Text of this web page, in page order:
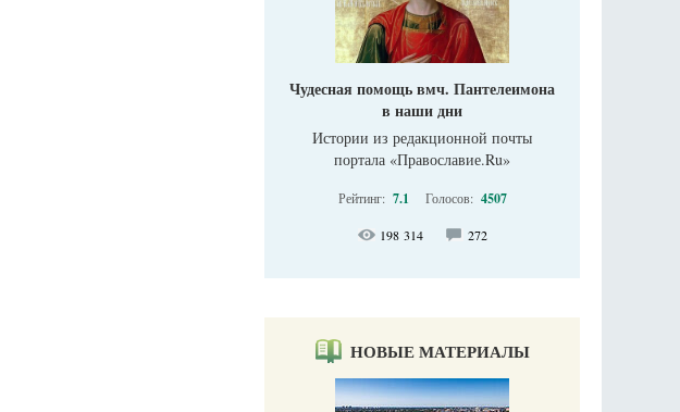
Чудесная помощь вмч. Пантелеимона
в наши дни
Истории из редакционной почты
портала «Православие.Ru»
Рейтинг: 7.1 Голосов: 4507
198 314 272
НОВЫЕ МАТЕРИАЛЫ